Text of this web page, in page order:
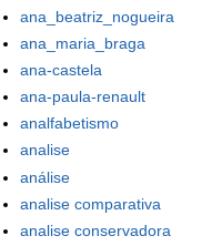
ana_beatriz_nogueira
ana_maria_braga
ana-castela
ana-paula-renault
analfabetismo
analise
análise
analise comparativa
analise conservadora